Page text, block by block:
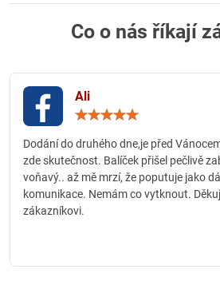
Co o nás říkají
Ali
5
Dodání do druhého dne,je před
zde skutečnost. Balíček přišel pečlivě
voňavý.. až mě mrzí, že poputuje jako
komunikace. Nemám co vytknout.
zákazníkovi.